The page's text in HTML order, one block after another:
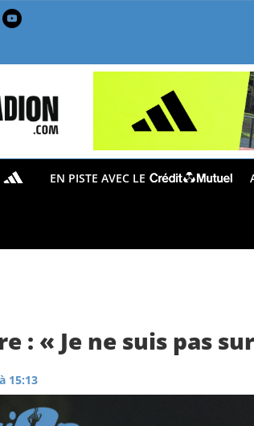
EN PISTE AVEC LE
: « Je ne suis pas
15:13